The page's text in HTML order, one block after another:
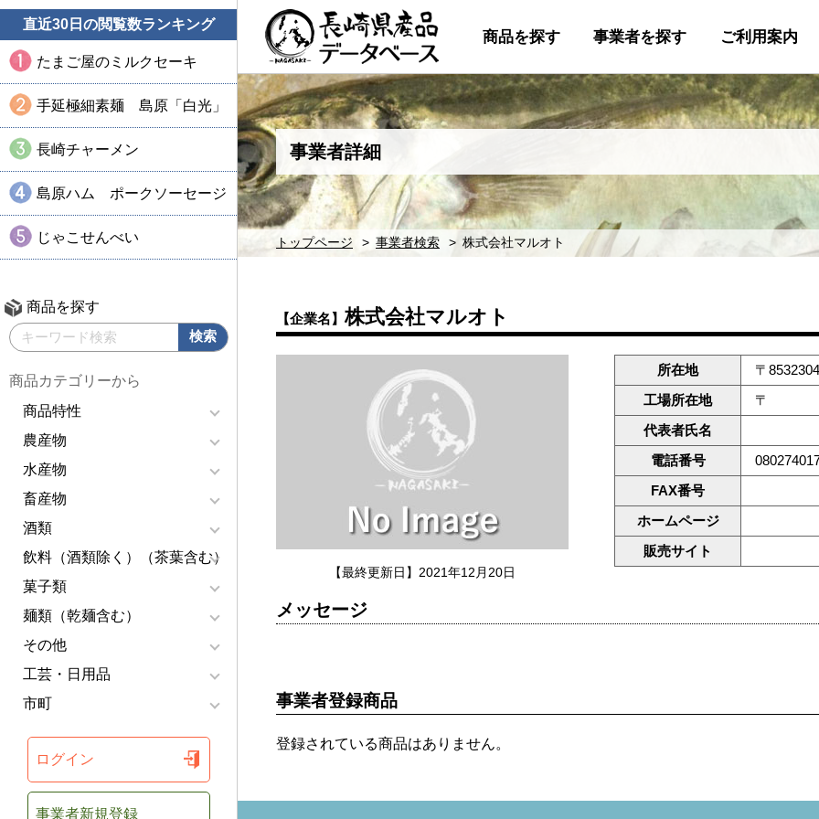
直近30日の閲覧数ランキング
たまご屋のミルクセーキ
手延極細素麺 島原「白光」
長崎チャーメン
島原ハム ポークソーセージ
じゃこせんべい
商品を探す
商品カテゴリーから
商品特性
農産物
水産物
畜産物
酒類
飲料（酒類除く）（茶葉含む）
菓子類
麺類（乾麺含む）
その他
工芸・日用品
市町
ログイン
事業者新規登録
商品を探す 事業者を探す ご利用案内
事業者詳細
トップページ 事業者検索 株式会社マルオト
【企業名】株式会社マルオト
【最終更新日】2021年12月20日
所在地
〒
工場所在地
〒
代表者氏名
電話番号
FAX番号
ホームページ
販売サイト
メッセージ
事業者登録商品
登録されている商品はありません。